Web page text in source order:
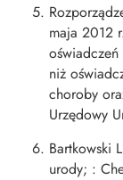
maja 2012
niż
choroby
Urzędowy
Bartkowski
urody; :